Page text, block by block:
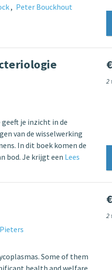
Peter Bouckhout
je inzicht in de
van de wisselwerking
In dit boek komen de
bod. Je krijgt een Lees
2
Some of them
health and welfare
2